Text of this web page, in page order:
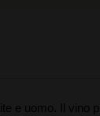
e uomo. Il vino